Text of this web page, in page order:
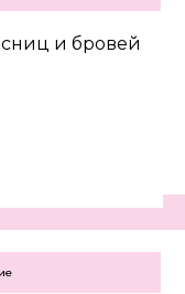
и бровей